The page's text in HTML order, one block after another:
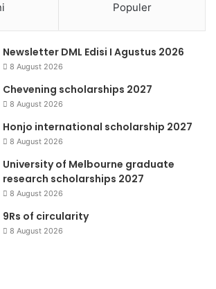
Populer
Newsletter DML Edisi I Agustus 2026
8 August 2026
Chevening scholarships 2027
8 August 2026
Honjo international scholarship 2027
8 August 2026
University of Melbourne graduate
research scholarships 2027
8 August 2026
9Rs of circularity
8 August 2026